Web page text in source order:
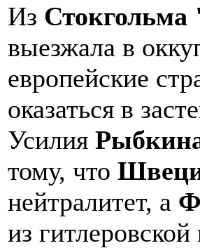
Из
выезжала в
европейские
оказаться в
Усилия
тому, что
нейтралитет, а
из